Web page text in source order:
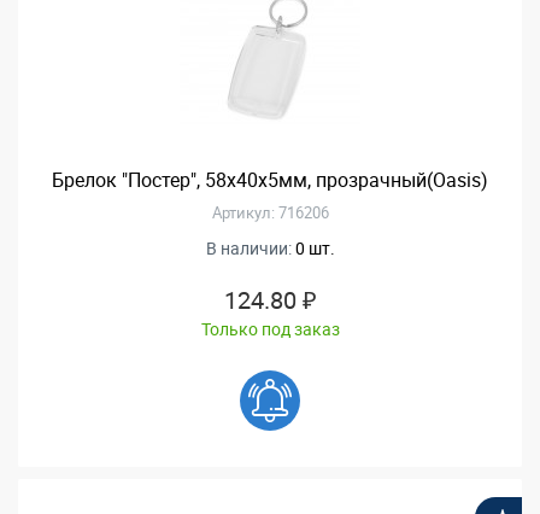
Брелок "Постер", 58х40х5мм, прозрачный(Oasis)
Артикул: 716206
В наличии:0 шт.
124.80 ₽
Только под заказ